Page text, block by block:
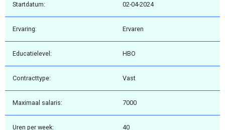
Startdatum: 02-04-2024
Ervaring: Ervaren
Educatielevel: HBO
Contracttype: Vast
Maximaal salaris: 7000
Uren per week: 40